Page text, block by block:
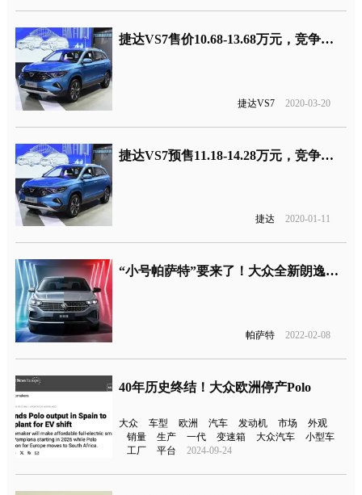
捷达VS7售价10.68-13.68万元，竞争吉利博越、哈弗H6等自主车型
捷达VS7 2020-03-20
捷达VS7预售11.18-14.28万元，竞争博越、哈弗H6等自主车型
捷达 2020-01-11
“小号帕萨特”要来了！大众全新朗逸官图发布
帕萨特 2022-02-08
40年历史终结！大众欧洲停产Polo
大众 车型 欧洲 汽车 发动机 市场
外观
销量
生产 一代 变速箱 大众汽车
小型车
工厂
平台 2024-09-24